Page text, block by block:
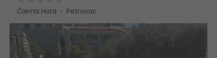
Čierna Hora Petrovac